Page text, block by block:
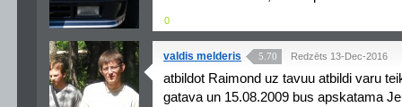
0
valdis melderis 5.70 Redzēts 13-Dec-2016
atbildot Raimond uz tavuu atbildi varu
gatava un 15.08.2009 bus apskatama